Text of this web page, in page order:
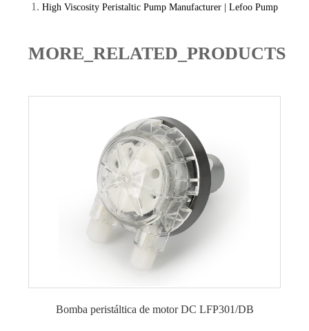
High Viscosity Peristaltic Pump Manufacturer | Lefoo Pump
MORE_RELATED_PRODUCTS
Bomba peristáltica de motor DC LFP301/DB